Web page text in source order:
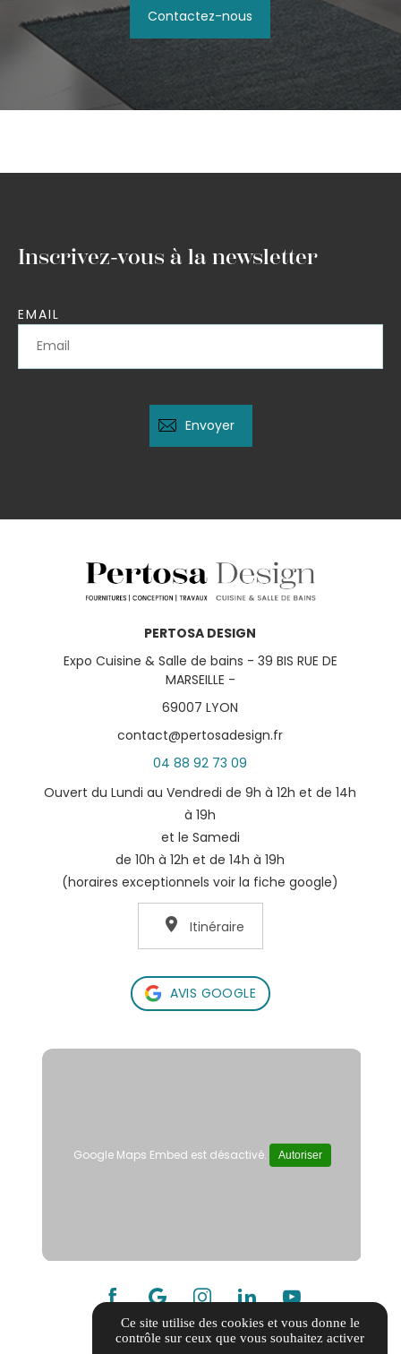
Contactez-nous
Inscrivez-vous à la newsletter
EMAIL
PERTOSA DESIGN
Expo Cuisine & Salle de bains - 39 BIS RUE DE
MARSEILLE -
69007 LYON
contact@pertosadesign.fr
04 88 92 73 09
Ouvert du Lundi au Vendredi de 9h à 12h et de 14h
à 19h
et le Samedi
de 10h à 12h et de 14h à 19h
(horaires exceptionnels voir la fiche google)
Itinéraire
AVIS GOOGLE
Google Maps Embed est désactivé. Autoriser
Ce site utilise des cookies et vous donne le
contrôle sur ceux que vous souhaitez activer